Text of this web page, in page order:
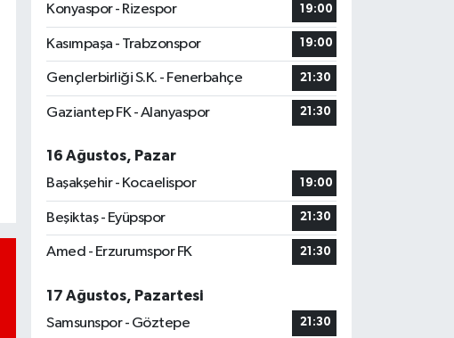
Konyaspor - Rizespor
19:00
Kasımpaşa - Trabzonspor 19:00
Gençlerbirliği S.K. - Fenerbahçe 21:30
Gaziantep FK - Alanyaspor 21:30
16 Ağustos, Pazar
Başakşehir - Kocaelispor
19:00
Beşiktaş - Eyüpspor 21:30
Amed - Erzurumspor FK 21:30
17 Ağustos, Pazartesi
Samsunspor - Göztepe
21:30